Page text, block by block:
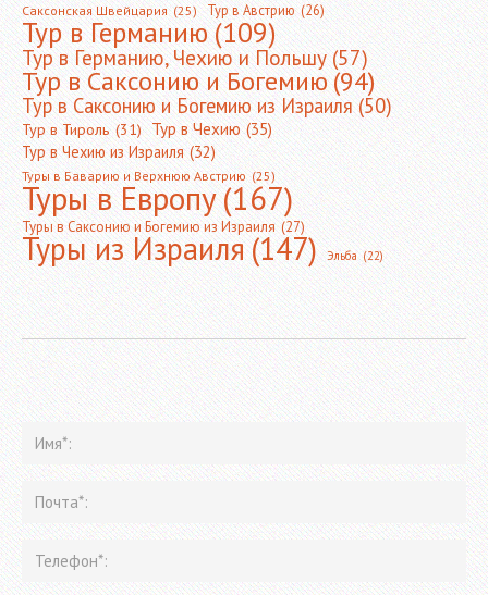
Саксонская Швейцария (25) Тур в Австрию (26)
Тур в Германию(109)
Тур в Германию, Чехию и Польшу (57)
Тур в Саксонию и Богемию(94)
Тур в Саксонию и Богемию из Израиля (50)
Тур в Тироль (31) Тур в Чехию (35)
Тур в Чехию из Израиля (32)
Туры в Баварию и Верхнюю Австрию (25)
Туры в Европу(167)
Туры в Саксонию и Богемию из Израиля (27)
Туры из Израиля(147) Эльба (22)